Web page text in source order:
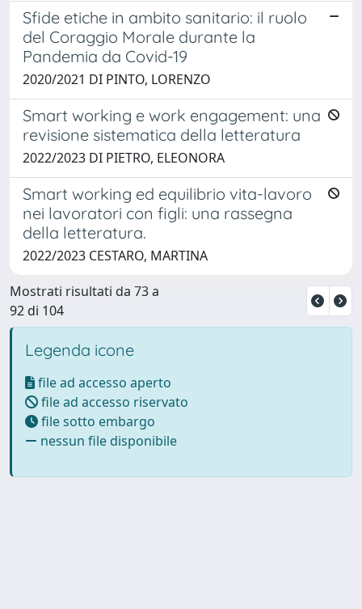
Sfide etiche in ambito sanitario: il ruolo
del Coraggio Morale durante la
Pandemia da Covid-19
2020/2021 DI PINTO, LORENZO
Smart working e work engagement: una
revisione sistematica della letteratura
2022/2023 DI PIETRO, ELEONORA
Smart working ed equilibrio vita-lavoro
nei lavoratori con figli: una rassegna
della letteratura.
2022/2023 CESTARO, MARTINA
Mostrati risultati da 73 a
92 di 104
Legenda icone
file ad accesso aperto
file ad accesso riservato
file sotto embargo
nessun file disponibile